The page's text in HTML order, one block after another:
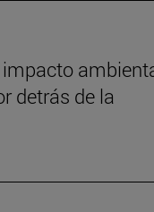
impacto
detrás de la